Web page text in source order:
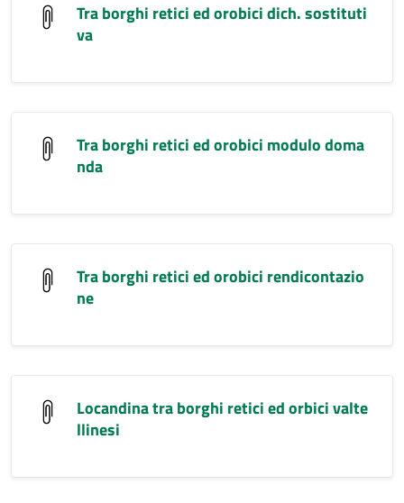
Tra borghi retici ed orobici dich. sostituti
va
Tra borghi retici ed orobici modulo doma
nda
Tra borghi retici ed orobici rendicontazio
ne
Locandina tra borghi retici ed orbici valte
llinesi